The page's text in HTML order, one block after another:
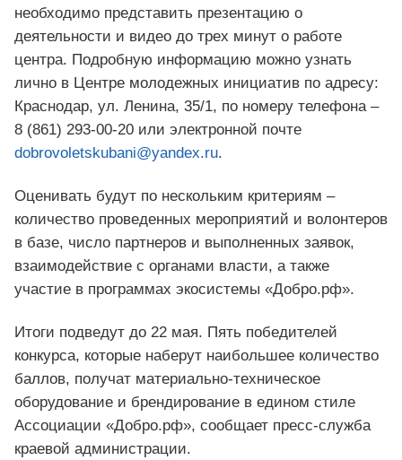
необходимо представить презентацию о
деятельности и видео до трех минут о работе
центра. Подробную информацию можно узнать
лично в Центре молодежных инициатив по адресу:
Краснодар, ул. Ленина, 35/1, по номеру телефона –
8 (861) 293‑00‑20 или электронной почте
dobrovoletskubani@yandex.ru.
Оценивать будут по нескольким критериям –
количество проведенных мероприятий и волонтеров
в базе, число партнеров и выполненных заявок,
взаимодействие с органами власти, а также
участие в программах экосистемы «Добро.рф».
Итоги подведут до 22 мая. Пять победителей
конкурса, которые наберут наибольшее количество
баллов, получат материально-техническое
оборудование и брендирование в едином стиле
Ассоциации «Добро.рф», сообщает пресс-служба
краевой администрации.